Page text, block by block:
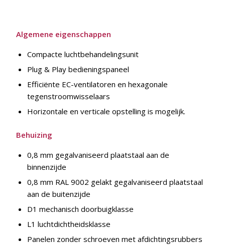
Algemene eigenschappen
Compacte luchtbehandelingsunit
Plug & Play bedieningspaneel
Efficiënte EC-ventilatoren en hexagonale
tegenstroomwisselaars
Horizontale en verticale opstelling is mogelijk.
Behuizing
0,8 mm gegalvaniseerd plaatstaal aan de
binnenzijde
0,8 mm RAL 9002 gelakt gegalvaniseerd plaatstaal
aan de buitenzijde
D1 mechanisch doorbuigklasse
L1 luchtdichtheidsklasse
Panelen zonder schroeven met afdichtingsrubbers